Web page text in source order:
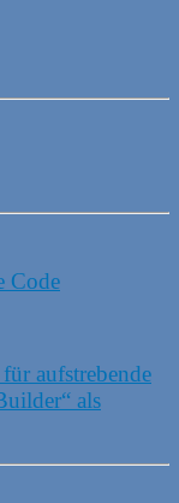
Code
aufstrebende
als